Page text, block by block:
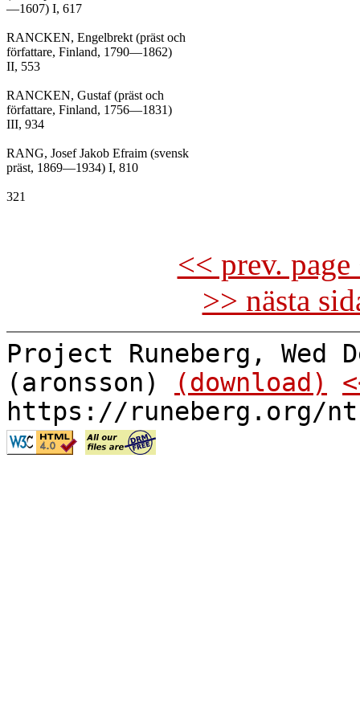
—1607) I, 617
RANCKEN, Engelbrekt (präst och
författare, Finland, 1790—1862)
II, 553
RANCKEN, Gustaf (präst och
författare, Finland, 1756—1831)
III, 934
RANG, Josef Jakob Efraim (svensk
präst, 1869—1934) I, 810
321
<< prev.
>> nästa
Project Runeberg, Wed
(aronsson)
(download)
https://runeberg.org/